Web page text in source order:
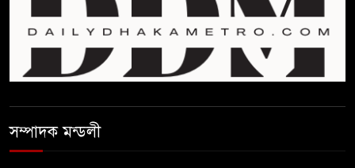
ফিফা সভাপতির বিরুদ্ধে এবার
‘নারী সংক্রান্ত অভিযোগ
ছেলেকে নিয়ে রোনালদোর যে বড়
সম্পাদক মন্ডলী